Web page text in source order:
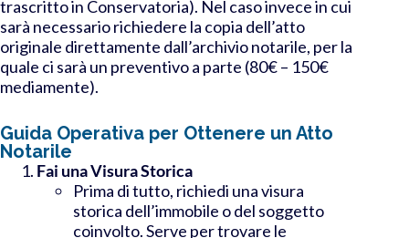
trascritto in Conservatoria). Nel caso invece in cui
sarà necessario richiedere la copia dell’atto
originale direttamente dall’archivio notarile, per la
quale ci sarà un preventivo a parte (80€ – 150€
mediamente).
Guida Operativa per Ottenere un Atto
Notarile
Fai una Visura Storica
Prima di tutto, richiedi una visura
storica dell’immobile o del soggetto
coinvolto. Serve per trovare le